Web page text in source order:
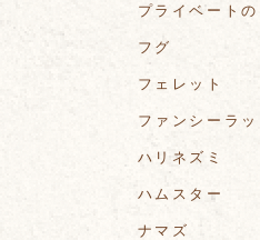
プライベートの
フグ
フェレット
ファンシーラッ
ハリネズミ
ハムスター
ナマズ